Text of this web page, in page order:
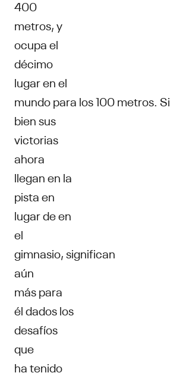
400
metros, y
ocupa el
décimo
lugar en el
mundo para los 100 metros. Si
bien sus
victorias
ahora
llegan en la
pista en
lugar de en
el
gimnasio, significan
aún
más para
él dados los
desafíos
que
ha tenido